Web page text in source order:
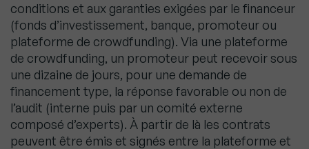
conditions et aux garanties exigées par le financeur
(fonds d’investissement, banque, promoteur ou
plateforme de crowdfunding). Via une plateforme
de crowdfunding, un promoteur peut recevoir sous
une dizaine de jours, pour une demande de
financement type, la réponse favorable ou non de
l’audit (interne puis par un comité externe
composé d’experts). À partir de là les contrats
peuvent être émis et signés entre la plateforme et